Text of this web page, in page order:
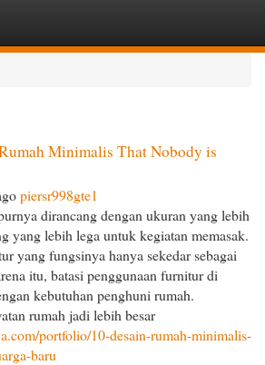
Minimalis That Nobody is
piersr998gte1
dirancang dengan ukuran yang lebih
yang lebih lega untuk kegiatan memasak.
yang fungsinya hanya sekedar sebagai
itu, batasi penggunaan furnitur di
kebutuhan penghuni rumah.
rumah jadi lebih besar
portfolio/10-desain-rumah-minimalis-
baru